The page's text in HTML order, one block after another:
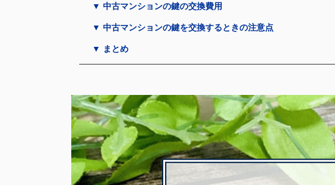
▼ 中古マンションの鍵の交換費用
▼ 中古マンションの鍵を交換するときの注意点
▼ まとめ